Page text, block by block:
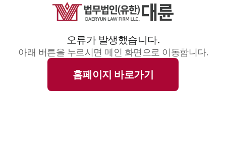
오류가 발생했습니다.
아래 버튼을 누르시면 메인 화면으로 이동합니다.
홈페이지 바로가기